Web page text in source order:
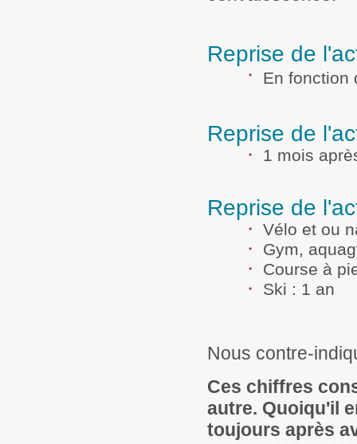
Reprise de
En fonction
Reprise de
1 mois
Reprise de
Vélo et ou
Gym,
Course à
Ski : 1 an
Nous contre-
Ces chiffres
autre. Quoiqu'il
toujours après